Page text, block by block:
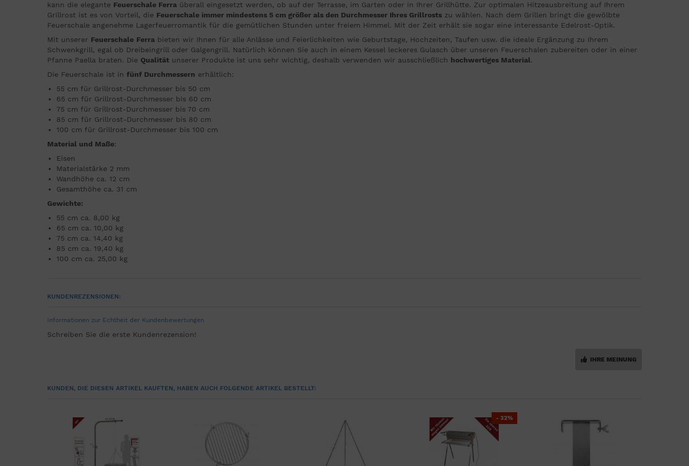
kann die elegante Feuerschale Ferra überall eingesetzt werden, ob auf der Terrasse, im Garten oder in Ihrer Grillhütte. Zur optimalen Hitzeausbreitung auf Ihrem
Grillrost ist es von Vorteil, die Feuerschale immer mindestens 5 cm größer als den Durchmesser Ihres Grillrosts zu wählen. Nach dem Grillen bringt die gewölbte
Feuerschale angenehme Lagerfeuerromantik für die gemütlichen Stunden unter freiem Himmel. Mit der Zeit erhält sie sogar eine interessante Edelrost-Optik.
Mit unserer Feuerschale Ferra bieten wir Ihnen für alle Anlässe und Feierlichkeiten wie Geburtstage, Hochzeiten, Taufen usw. die ideale Ergänzung zu Ihrem
Schwenkgrill, egal ob Dreibeingrill oder Galgengrill. Natürlich können Sie auch in einem Kessel leckeres Gulasch über unseren Feuerschalen zubereiten oder in einer
Pfanne Paella braten. Die Qualität unserer Produkte ist uns sehr wichtig, deshalb verwenden wir ausschließlich hochwertiges Material.
Die Feuerschale ist in fünf Durchmessern erhältlich:
55 cm für Grillrost-Durchmesser bis 50 cm
65 cm für Grillrost-Durchmesser bis 60 cm
75 cm für Grillrost-Durchmesser bis 70 cm
85 cm für Grillrost-Durchmesser bis 80 cm
100 cm für Grillrost-Durchmesser bis 100 cm
Material und Maße:
Eisen
Materialstärke 2 mm
Wandhöhe ca. 12 cm
Gesamthöhe ca. 31 cm
Gewichte:
55 cm ca. 8,00 kg
65 cm ca. 10,00 kg
75 cm ca. 14,40 kg
85 cm ca. 19,40 kg
100 cm ca. 25,00 kg
KUNDENREZENSIONEN:
Informationen zur Echtheit der Kundenbewertungen
Schreiben Sie die erste Kundenrezension!
IHRE MEINUNG
KUNDEN, DIE DIESEN ARTIKEL KAUFTEN, HABEN AUCH FOLGENDE ARTIKEL BESTELLT:
- 32%